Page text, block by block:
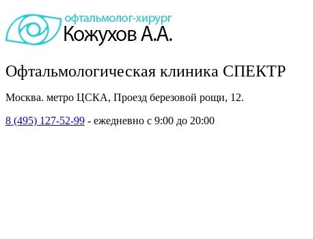
Офтальмологическая клиника СПЕКТР
Москва. метро ЦСКА, Проезд березовой рощи, 12.
8 (495) 127-52-99 - ежедневно с 9:00 до 20:00